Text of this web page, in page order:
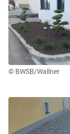
© BWSB/Wallner